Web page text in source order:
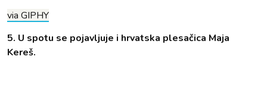
via GIPHY
5. U spotu se pojavljuje i hrvatska plesačica Maja
Kereš.